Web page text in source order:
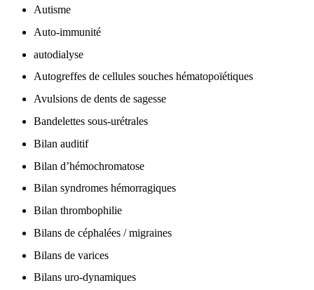
Autisme
Auto-immunité
autodialyse
Autogreffes de cellules souches hématopoïétiques
Avulsions de dents de sagesse
Bandelettes sous-urétrales
Bilan auditif
Bilan d’hémochromatose
Bilan syndromes hémorragiques
Bilan thrombophilie
Bilans de céphalées / migraines
Bilans de varices
Bilans uro-dynamiques